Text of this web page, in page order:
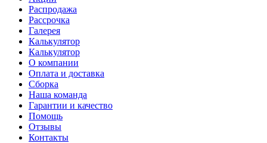
Распродажа
Рассрочка
Галерея
Калькулятор
Калькулятор
О компании
Оплата и доставка
Сборка
Наша команда
Гарантии и качество
Помощь
Отзывы
Контакты